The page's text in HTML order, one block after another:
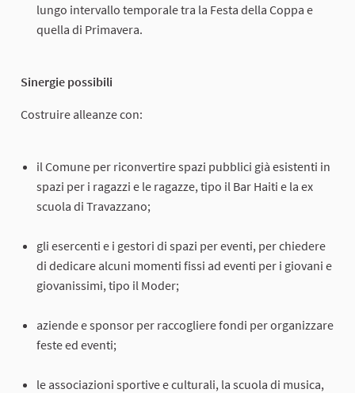
lungo intervallo temporale tra la Festa della Coppa e
quella di Primavera.
Sinergie possibili
Costruire alleanze con:
il Comune per riconvertire spazi pubblici già esistenti in
spazi per i ragazzi e le ragazze, tipo il Bar Haiti e la ex
scuola di Travazzano;
gli esercenti e i gestori di spazi per eventi, per chiedere
di dedicare alcuni momenti fissi ad eventi per i giovani e
giovanissimi, tipo il Moder;
aziende e sponsor per raccogliere fondi per organizzare
feste ed eventi;
le associazioni sportive e culturali, la scuola di musica,